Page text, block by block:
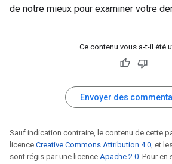
de notre mieux pour examiner votre
Ce contenu vous a-t-il été
Envoyer des
Sauf indication contraire, le contenu de cette
licence Creative Commons Attribution 4.0, et
sont régis par une licence Apache 2.0. Pour